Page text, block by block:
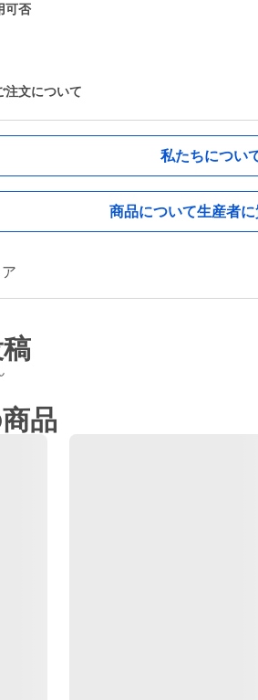
可否
注文について
私たちについ
商品について生産者
品